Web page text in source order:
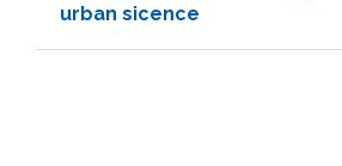
urban sicence